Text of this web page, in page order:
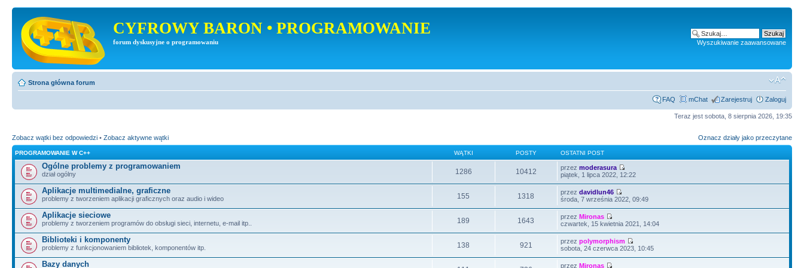
CYFROWY BARON • PROGRAMOWANIE
forum dyskusyjne o programowaniu Wyszukiwanie zaawansowane
Strona główna forum
FAQ mChat Zarejestruj Zaloguj
Teraz jest sobota, 8 sierpnia 2026, 19:35
Zobacz wątki bez odpowiedzi • Zobacz aktywne wątki Oznacz działy jako przeczytane
PROGRAMOWANIE W C++ WĄTKI POSTY OSTATNI POST
Ogólne problemy z programowaniem
dział ogólny 1286 10412 przezmoderasura
piątek, 1 lipca 2022, 12:22
Aplikacje multimedialne, graficzne
problemy z tworzeniem aplikacji graficznych oraz audio i wideo 155 1318 przezdavidlun46
środa, 7 września 2022, 09:49
Aplikacje sieciowe
problemy z tworzeniem programów do obsługi sieci, internetu, e-mail itp.. 189 1643 przezMironas
czwartek, 15 kwietnia 2021, 14:04
Biblioteki i komponenty
problemy z funkcjonowaniem bibliotek, komponentów itp. 138 921 przezpolymorphism
sobota, 24 czerwca 2023, 10:45
Bazy danych przezMironas